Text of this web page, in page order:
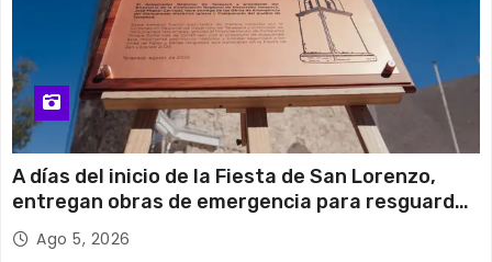
A días del inicio de la Fiesta de San Lorenzo,
entregan obras de emergencia para resguardar
su histórico campanario
Ago 5, 2026